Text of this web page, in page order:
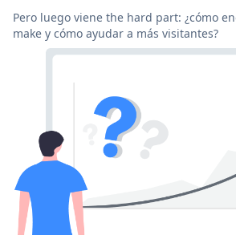
Pero luego viene the hard part: ¿cómo
make y cómo ayudar a más visitantes?